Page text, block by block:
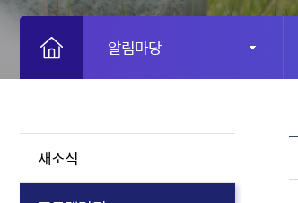
알림마당
새소식